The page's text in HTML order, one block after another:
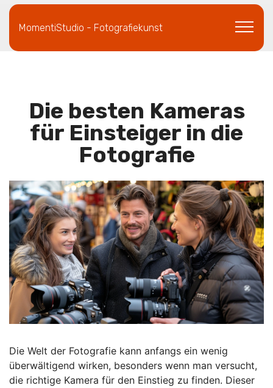
MomentiStudio - Fotografiekunst
Die besten Kameras
für Einsteiger in die
Fotografie
Die Welt der Fotografie kann anfangs ein wenig
überwältigend wirken, besonders wenn man versucht,
die richtige Kamera für den Einstieg zu finden. Dieser